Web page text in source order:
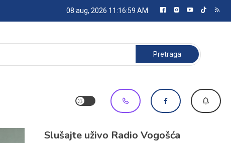
08 aug, 2026 11:17:00 AM
Pretraga:
Slušajte uživo Radio Vogošća